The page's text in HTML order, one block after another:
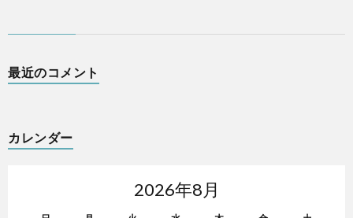
最近のコメント
カレンダー
2026年8月